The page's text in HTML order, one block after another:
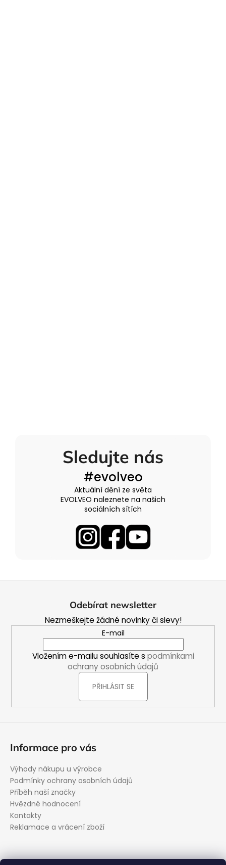
Sledujte nás
#evolveo
Aktuální dění ze světa
EVOLVEO naleznete na našich
sociálních sítích
Odebírat newsletter
Nezmeškejte žádné novinky či slevy!
E-mail
Vložením e-mailu souhlasíte s podmínkami
ochrany osobních údajů
PŘIHLÁSIT SE
Informace pro vás
Výhody nákupu u výrobce
Podmínky ochrany osobních údajů
Příběh naší značky
Hvězdné hodnocení
Kontakty
Reklamace a vrácení zboží